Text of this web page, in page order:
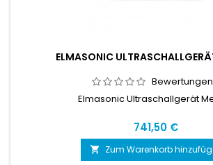
ELMASONIC
Elmasonic Ultraschallgerät
741,50 €
 Zum Warenkorb